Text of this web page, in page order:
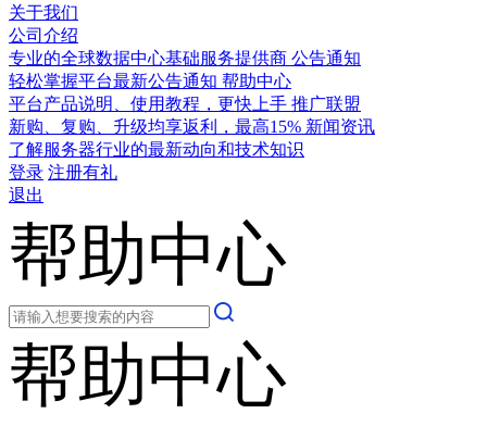
关于我们
公司介绍
专业的全球数据中心基础服务提供商 公告通知
轻松掌握平台最新公告通知 帮助中心
平台产品说明、使用教程，更快上手 推广联盟
新购、复购、升级均享返利，最高15% 新闻资讯
了解服务器行业的最新动向和技术知识
登录 注册有礼
退出
帮助中心
帮助中心